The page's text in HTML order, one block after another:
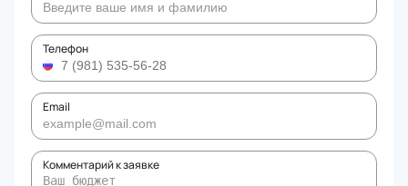
Телефон
Email
Комментарий к заявке